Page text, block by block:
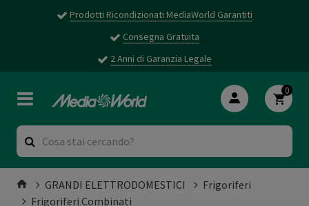
Prodotti Ricondizionati MediaWorld Garantiti
Consegna Gratuita
2 Anni di Garanzia Legale
0
GRANDI ELETTRODOMESTICI
Frigoriferi
Frigoriferi Combinati